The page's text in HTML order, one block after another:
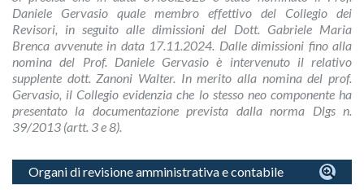
Daniele Gervasio quale membro effettivo del Collegio dei
Revisori, in seguito alle dimissioni del Dott. Gabriele Maria
Brenca avvenute in data 17.11.2024. Dalle dimissioni fino alla
nomina del Prof. Daniele Gervasio è intervenuto il relativo
supplente dott. Zanoni Walter. In merito alla nomina del prof.
Gervasio, il Collegio evidenzia che lo stesso neo componente ha
presentato la documentazione prevista dalla norma Dlgs n.
39/2013 (artt. 3 e 8).
Organi di revisione amministrativa e contabile